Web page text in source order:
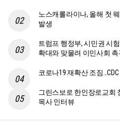
노스캐롤라이나, 올해 첫
발생
트럼프 행정부, 시민권 시
확대와 맞물려 이민사회 촉
코로나19 재확산 조짐
그린스보로 한인장로교회
목사 인터뷰